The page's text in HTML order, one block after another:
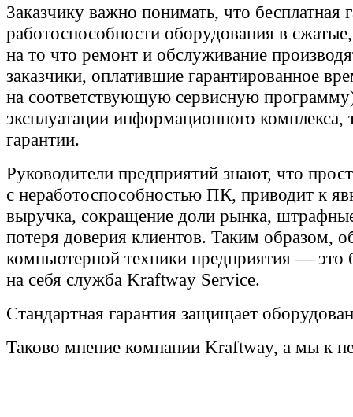
Заказчику важно понимать, что бесплатная
работоспособности оборудования в
на то что ремонт и обслуживание
заказчики, оплатившие гарантированное
на соответствующую сервисную
эксплуатации информационного
гарантии.
Руководители предприятий знают, что
с неработоспособностью ПК, приводит к
выручка, сокращение доли рынка,
потеря доверия клиентов. Таким образом,
компьютерной техники предприятия — это
на себя служба Kraftway Service.
Стандартная гарантия защищает
Таково мнение компании Kraftway, а мы к